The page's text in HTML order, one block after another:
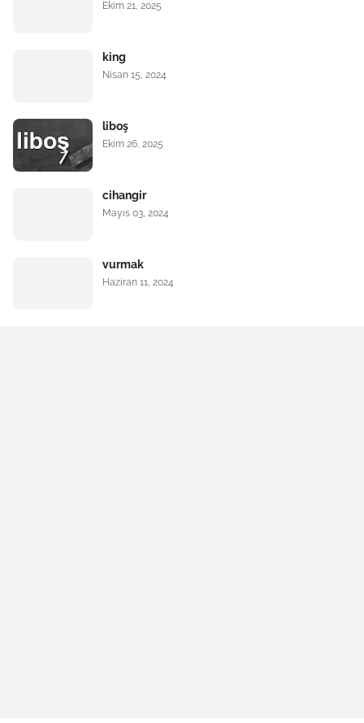
Ekim 21, 2025
king
Nisan 15, 2024
liboş
Ekim 26, 2025
cihangir
Mayıs 03, 2024
vurmak
Haziran 11, 2024